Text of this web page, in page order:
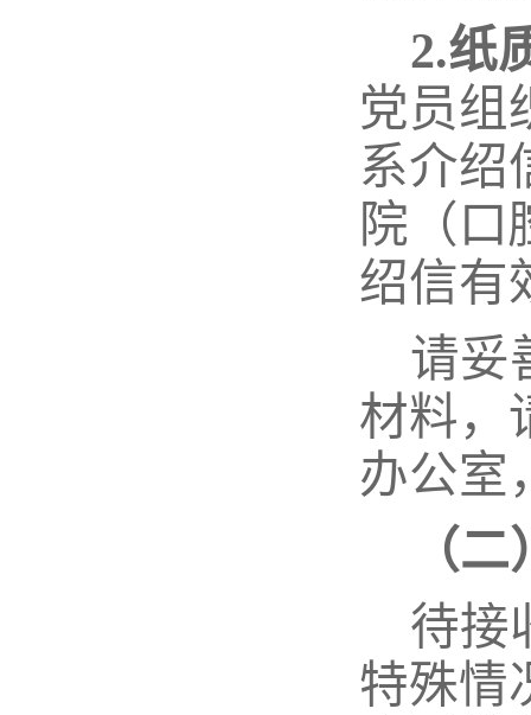
2.纸
党员组
系介绍
院（口
绍信有
请妥
材料，
办公室
（
待接
特殊情